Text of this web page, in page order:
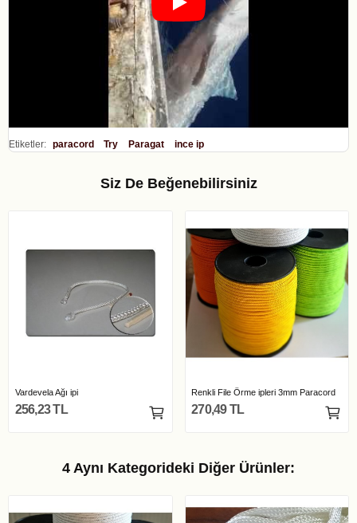
Etiketler: paracord Try Paragat ince ip
Siz De Beğenebilirsiniz
Vardevela Ağı ipi
256,23 TL
Renkli File Örme ipleri 3mm Paracord
270,49 TL
4 Aynı Kategorideki Diğer Ürünler: